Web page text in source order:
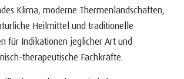
Klima, moderne Thermenlandschaften,
Heilmittel und traditionelle
für Indikationen jeglicher Art und
therapeutische Fachkräfte.